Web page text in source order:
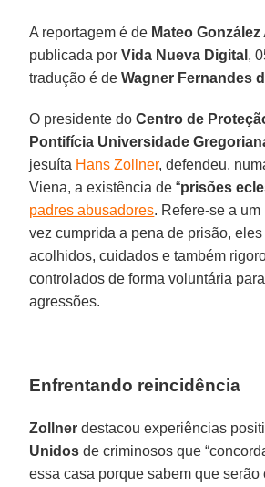
A reportagem é de Mateo
publicada porVida Nueva Digital ,
tradução é deWagner Fernandes
O presidente doCentro de
Pontifícia Universidade
jesuíta Hans Zollner, defendeu,
Viena, a existência de “prisões
padres abusadores. Refere-se a
vez cumprida a pena de prisão,
acolhidos, cuidados e também
controlados de forma voluntária
agressões.
Enfrentando reincidência
Zollner destacou experiências
Unidos de criminosos que
essa casa porque sabem que serão